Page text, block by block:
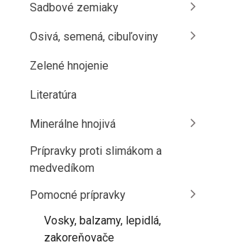
Sadbové zemiaky
Osivá, semená, cibuľoviny
Zelené hnojenie
Literatúra
Minerálne hnojivá
Prípravky proti slimákom a
medvedíkom
Pomocné prípravky
Vosky, balzamy, lepidlá,
zakoreňovače